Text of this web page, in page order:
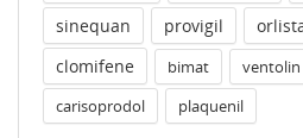
sinequan
provigil
clomifene
bimat ventolin
carisoprodol
plaquenil